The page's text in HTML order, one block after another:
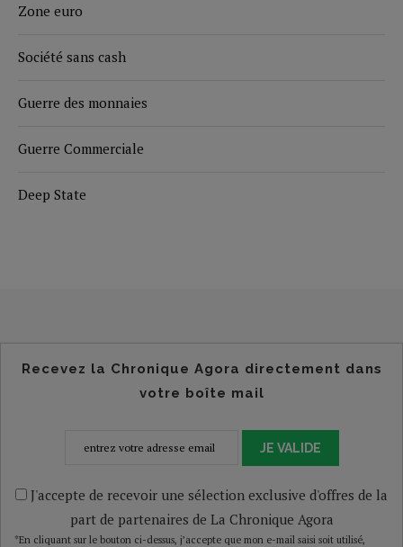
Zone euro
Société sans cash
Guerre des monnaies
Guerre Commerciale
Deep State
Recevez la Chronique Agora directement dans
votre boîte mail
JE VALIDE
J'accepte de recevoir une sélection exclusive d'offres de la
part de partenaires de La Chronique Agora
*En cliquant sur le bouton ci-dessus, j’accepte que mon e-mail saisi soit utilisé,